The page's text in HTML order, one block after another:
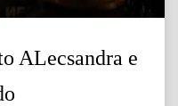
ALecsandra e